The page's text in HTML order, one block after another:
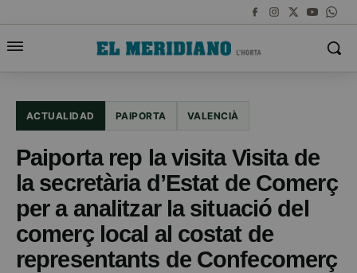
ACTUALIDAD PAIPORTA VALENCIÀ
Paiporta rep la visita Visita de
la secretària d’Estat de Comerç
per a analitzar la situació del
comerç local al costat de
representants de Confecomerç